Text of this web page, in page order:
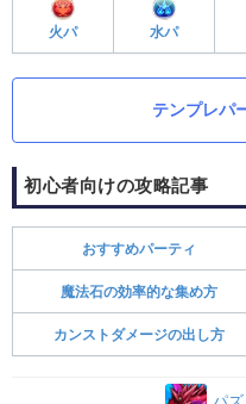
火パ 水パ
テンプレパ
初心者向けの攻略記事
おすすめパーティ
魔法石の効率的な集め方
カンストダメージの出し方